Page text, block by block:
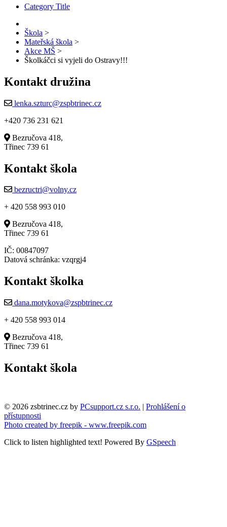
Category Title
Škola >
Mateřská škola >
Akce MŠ >
Školkáčci si vyjeli do Ostravy!!!
Kontakt družina
lenka.szturc@zspbtrinec.cz
+420 736 231 621
Bezručova 418,
Třinec 739 61
Kontakt škola
bezructri@volny.cz
+ 420 558 993 010
Bezručova 418,
Třinec 739 61
IČ: 00847097
Datová schránka: vzqrgj4
Kontakt školka
dana.motykova@zspbtrinec.cz
+ 420 558 993 014
Bezručova 418,
Třinec 739 61
Kontakt škola
© 2026 zsbtrinec.cz by PCsupport.cz s.r.o. | Prohlášení o
přístupnosti
Photo created by freepik - www.freepik.com
Click to listen highlighted text! Powered By GSpeech